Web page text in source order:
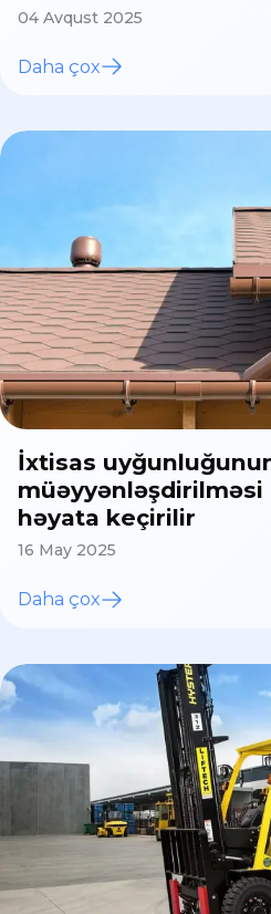
04 Avqust 2025
Daha çox
İxtisas
həyata keçirilir
16 May 2025
Daha çox